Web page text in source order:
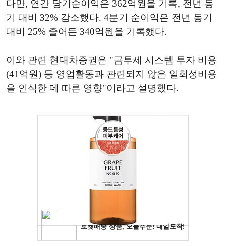
다만, 연간 당기순이익은 362억원을 기록, 전년 동
기 대비 32% 감소했다. 4분기 순이익은 전년 동기
대비 25% 줄어든 340억원을 기록했다.
이와 관련 현대차증권은 "금투세 시스템 투자 비용
(41억원) 등 영업활동과 관련되지 않은 일회성비용
을 인식한 데 따른 영향"이라고 설명했다.